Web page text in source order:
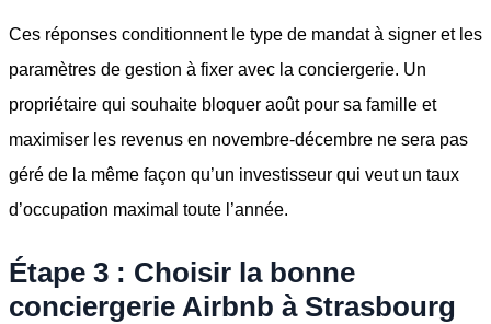
Ces réponses conditionnent le type de mandat à signer et les
paramètres de gestion à fixer avec la conciergerie. Un
propriétaire qui souhaite bloquer août pour sa famille et
maximiser les revenus en novembre-décembre ne sera pas
géré de la même façon qu’un investisseur qui veut un taux
d’occupation maximal toute l’année.
Étape 3 : Choisir la bonne
conciergerie Airbnb à Strasbourg